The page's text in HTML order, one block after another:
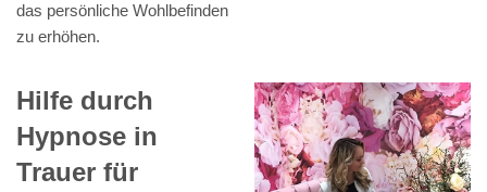
das persönliche Wohlbefinden
zu erhöhen.
Hilfe durch
Hypnose in
Trauer für